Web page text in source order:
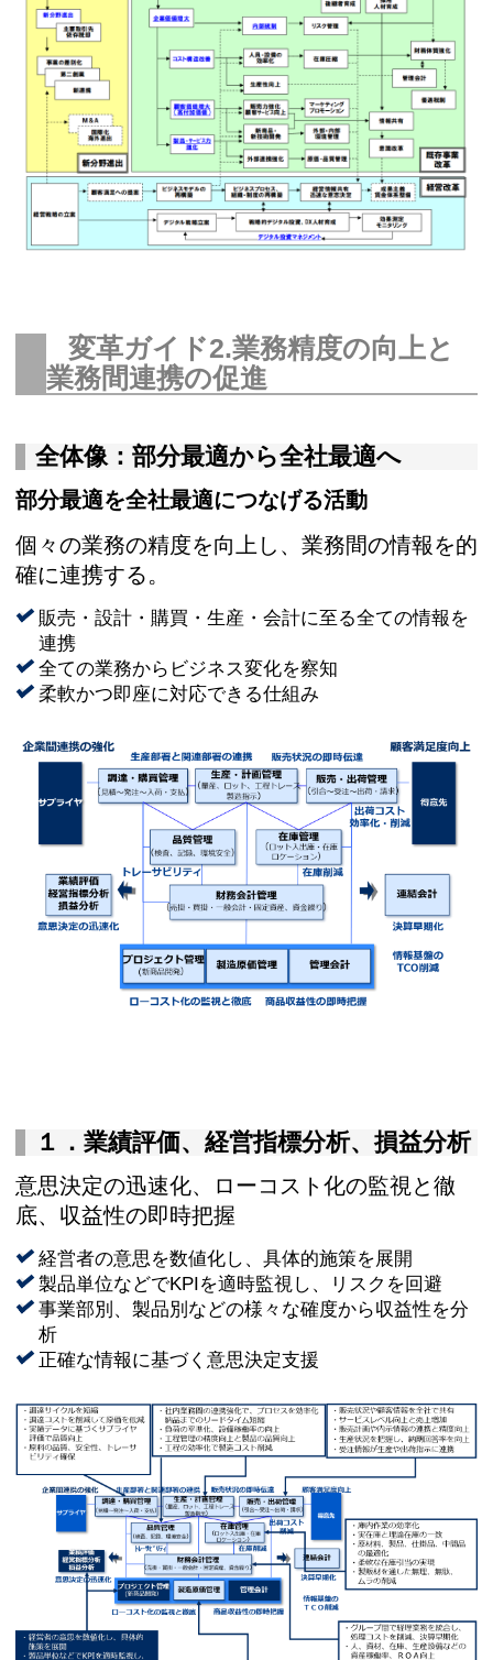
変革ガイド2.業務精度の向上と
業務間連携の促進
全体像：部分最適から全社最適へ
部分最適を全社最適につなげる活動
個々の業務の精度を向上し、業務間の情報を的
確に連携する。
販売・設計・購買・生産・会計に至る全ての情報を
連携
全ての業務からビジネス変化を察知
柔軟かつ即座に対応できる仕組み
１．業績評価、経営指標分析、損益分析
意思決定の迅速化、ローコスト化の監視と徹
底、収益性の即時把握
経営者の意思を数値化し、具体的施策を展開
製品単位などでKPIを適時監視し、リスクを回避
事業部別、製品別などの様々な確度から収益性を分
析
正確な情報に基づく意思決定支援